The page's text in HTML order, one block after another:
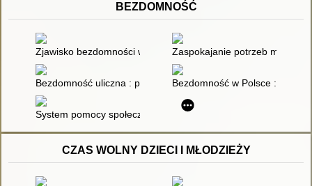
BEZDOMNOŚĆ
Zjawisko bezdomności w ujęciu nie tylko normatywnym
Zaspokajanie potrzeb
Bezdomność uliczna : po drugiej stronie lustra
Bezdomność w Polsce : o
System pomocy społecznej dla bezdomnych w Polsce
CZAS WOLNY DZIECI I MŁODZIEŻY